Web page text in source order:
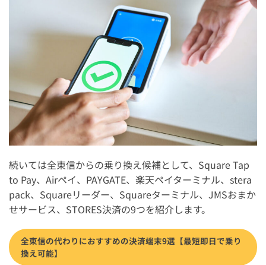
続いては全東信からの乗り換え候補として、Square Tap
to Pay、Airペイ、PAYGATE、楽天ペイターミナル、stera
pack、Squareリーダー、Squareターミナル、JMSおまか
せサービス、STORES決済の9つを紹介します。
全東信の代わりにおすすめの決済端末9選【最短即日で乗り
換え可能】